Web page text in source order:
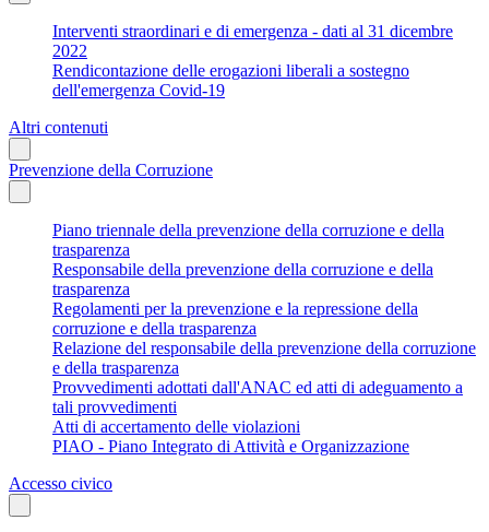
Interventi straordinari e di emergenza - dati al 31 dicembre
2022
Rendicontazione delle erogazioni liberali a sostegno
dell'emergenza Covid-19
Altri contenuti
Prevenzione della Corruzione
Piano triennale della prevenzione della corruzione e della
trasparenza
Responsabile della prevenzione della corruzione e della
trasparenza
Regolamenti per la prevenzione e la repressione della
corruzione e della trasparenza
Relazione del responsabile della prevenzione della corruzione
e della trasparenza
Provvedimenti adottati dall'ANAC ed atti di adeguamento a
tali provvedimenti
Atti di accertamento delle violazioni
PIAO - Piano Integrato di Attività e Organizzazione
Accesso civico